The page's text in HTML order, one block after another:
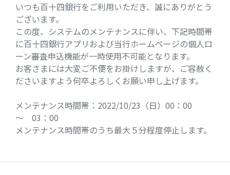
いつも百十四銀行をご利用いただき、誠にありがとう
ございます。
この度、システムのメンテナンスに伴い、下記時間帯
に百十四銀行アプリおよび当行ホームページの個人ロ
ーン審査申込機能が一時使用不可能となります。
お客さまには大変ご不便をお掛けしますが、ご容赦く
ださいますよう何卒よろしくお願い申し上げます。
メンテナンス時間帯：2022/10/23（日）00：00
～ 03：00
メンテナンス時間帯のうち最大５分程度停止します。